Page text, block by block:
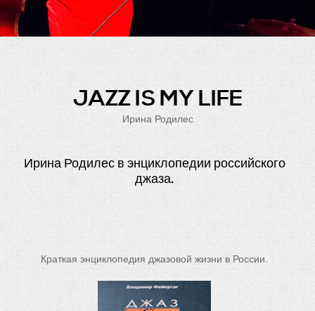
IRINA RODILES
JAZZ IS MY LIFE
Ирина Родилес
Ирина Родилес в энциклопедии российского
джаза.
Краткая энциклопедия джазовой жизни в России.